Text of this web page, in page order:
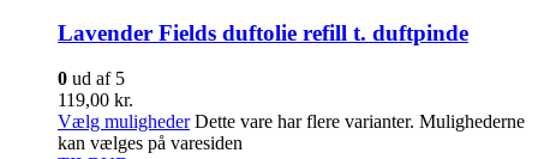
Lavender Fields duftolie refill t. duftpinde
0 ud af 5
119,00 kr.
Vælg muligheder Dette vare har flere varianter. Mulighederne
kan vælges på varesiden